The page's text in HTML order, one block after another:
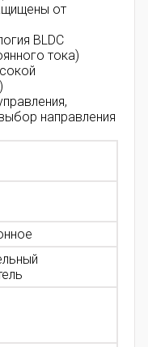
от
BLDC
тока)
направления